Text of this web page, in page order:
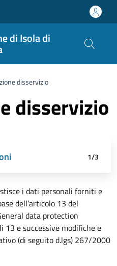
di Isola di
disservizio
disservizio
Attivo 1/3
i dati personali forniti e
dell’articolo 13 del
data protection
13 e successive modifiche e
(di seguito d.lgs) 267/2000